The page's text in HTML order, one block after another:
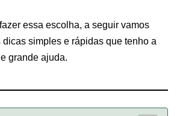
essa escolha, a seguir vamos
simples e rápidas que tenho a
grande ajuda.